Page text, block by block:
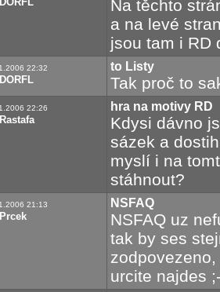
Na těchto
a na levé
jsou tam i RD
22:32
DORFL
to Listy
Tak proč to
22:26
Rastafa
hra na motivy RD
Kdysi dávno
sázek a
myslí i na
stáhnout?
21:13
Prcek
NSFAQ
NSFAQ uz
tak by ses
urcite najdes